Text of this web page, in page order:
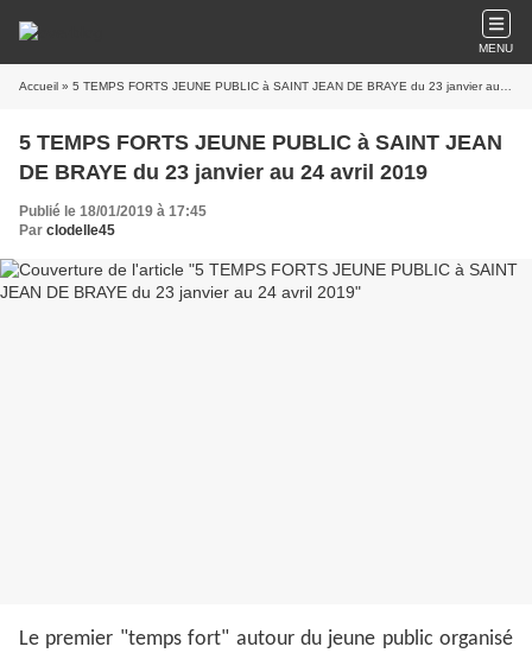
MENU
Accueil » 5 TEMPS FORTS JEUNE PUBLIC à SAINT JEAN DE BRAYE du 23 janvier au 24 avril 2019
5 TEMPS FORTS JEUNE PUBLIC à SAINT JEAN
DE BRAYE du 23 janvier au 24 avril 2019
Publié le 18/01/2019 à 17:45
Par clodelle45
Le premier "temps fort" autour du jeune public organisé